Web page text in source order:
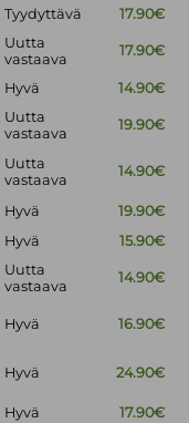
Tyydyttävä 17.90€
Uutta
vastaava
17.90€
Hyvä 14.90€
Uutta
vastaava
19.90€
Uutta
vastaava
14.90€
Hyvä
19.90€
Hyvä 15.90€
Uutta
vastaava
14.90€
Hyvä 16.90€
Hyvä 24.90€
Hyvä
17.90€